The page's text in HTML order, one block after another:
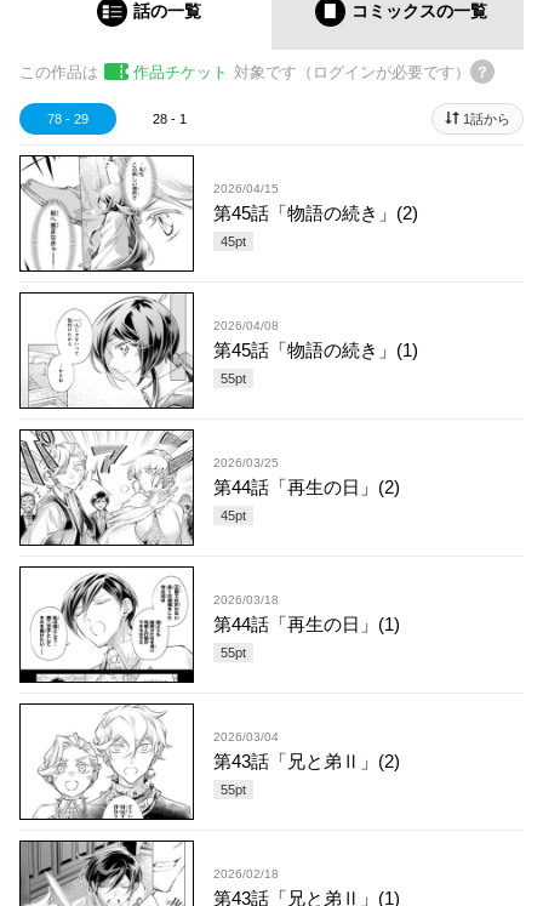
話の一覧 コミックスの一覧
この作品は 作品チケット 対象です（ログインが必要です）
78 - 29 28 - 1 1話から
2026/04/15
第45話「物語の続き」(2)
45pt
2026/04/08
第45話「物語の続き」(1)
55pt
2026/03/25
第44話「再生の日」(2)
45pt
2026/03/18
第44話「再生の日」(1)
55pt
2026/03/04
第43話「兄と弟Ⅱ」(2)
55pt
2026/02/18
第43話「兄と弟Ⅱ」(1)